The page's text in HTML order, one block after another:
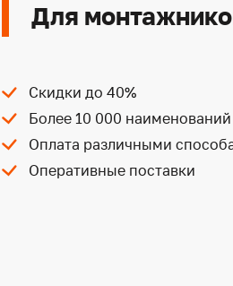
Для
Скидки до 40%
Более 10 000 наименований
Оплата различными
Оперативные поставки